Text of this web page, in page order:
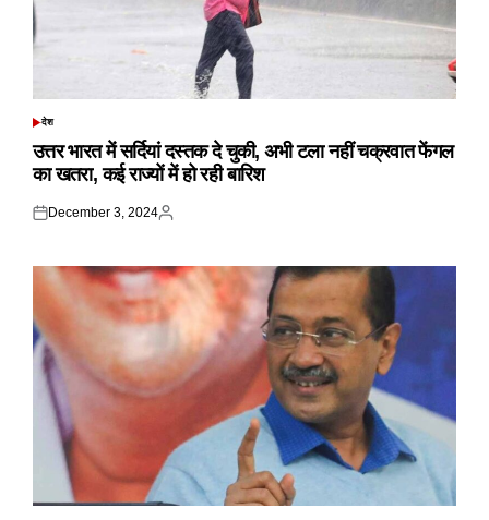
POSTED
देश
उत्तर भारत में सर्दियां दस्तक दे चुकी, अभी टला नहीं चक्रवात फेंगल
का खतरा, कई राज्यों में हो रही बारिश
Posted
December 3, 2024
Posted